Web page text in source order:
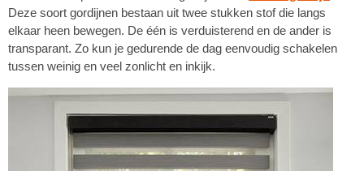
Deze soort gordijnen bestaan uit twee stukken stof die langs
elkaar heen bewegen. De één is verduisterend en de ander is
transparant. Zo kun je gedurende de dag eenvoudig schakelen
tussen weinig en veel zonlicht en inkijk.